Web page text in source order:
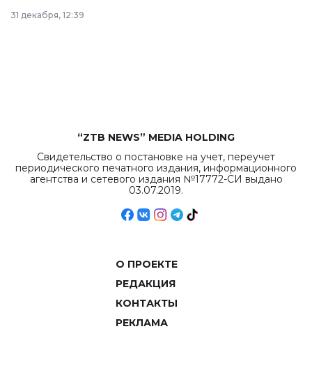
в Астане из
республиканского
31 декабря, 12:39
“ZTB NEWS” MEDIA HOLDING
Свидетельство о постановке на учет, переучет
периодического печатного издания, информационного
агентства и сетевого издания №17772-СИ выдано
03.07.2019.
О ПРОЕКТЕ
РЕДАКЦИЯ
КОНТАКТЫ
РЕКЛАМА